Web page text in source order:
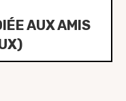
AUX AMIS